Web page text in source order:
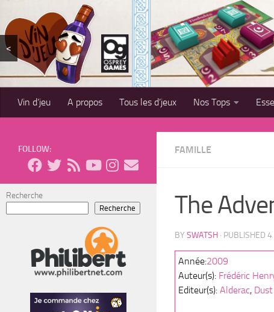
Skip to content
<
Vin d’jeu A propos Tous les d’jeux Nos Tops
FAMILLE
The
BY SWATSH · PUBLISHED 4
Année:2009
Auteur(s): Frédéric
Editeur(s): Alderac,
FOLLOW:
Recherche
Recherche